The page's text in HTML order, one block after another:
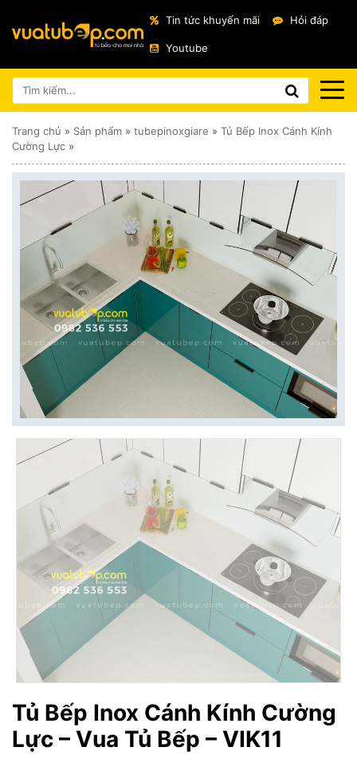
Tin tức khuyến mãi Hỏi đáp
Youtube
Trang chủ » Sản phẩm » tubepinoxgiare » Tủ Bếp Inox Cánh Kính
Cường Lực »
Tủ Bếp Inox Cánh Kính Cường
Lực – Vua Tủ Bếp – VIK11